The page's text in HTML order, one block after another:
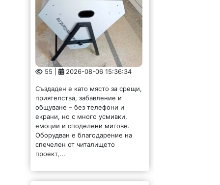
55 | 2026-08-06 15:36:34
Създаден е като място за срещи,
приятелства, забавление и
общуване – без телефони и
екрани, но с много усмивки,
емоции и споделени мигове.
Оборудван е благодарение на
спечелен от читалището
проект,...